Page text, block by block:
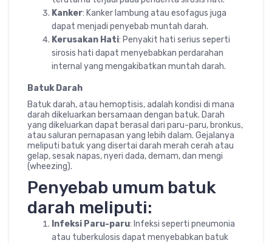
Kanker: Kanker lambung atau esofagus juga
dapat menjadi penyebab muntah darah.
Kerusakan Hati: Penyakit hati serius seperti
sirosis hati dapat menyebabkan perdarahan
internal yang mengakibatkan muntah darah.
Batuk Darah
Batuk darah, atau hemoptisis, adalah kondisi di mana
darah dikeluarkan bersamaan dengan batuk. Darah
yang dikeluarkan dapat berasal dari paru-paru, bronkus,
atau saluran pernapasan yang lebih dalam. Gejalanya
meliputi batuk yang disertai darah merah cerah atau
gelap, sesak napas, nyeri dada, demam, dan mengi
(wheezing).
Penyebab umum batuk
darah meliputi:
Infeksi Paru-paru: Infeksi seperti pneumonia
atau tuberkulosis dapat menyebabkan batuk